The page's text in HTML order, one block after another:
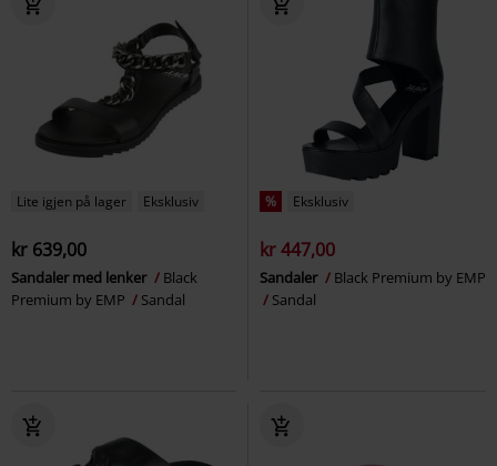
Lite igjen på lager Eksklusiv
kr 639,00
Sandaler med lenker
Black
Premium by EMP
Sandal
% Eksklusiv
kr 447,00
Sandaler
Black Premium by EMP
Sandal